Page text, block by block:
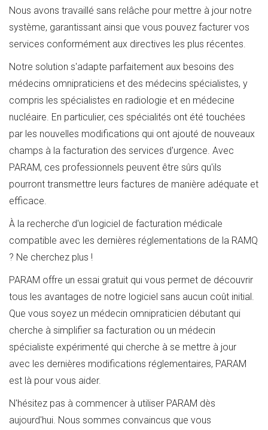
Nous avons travaillé sans relâche pour mettre à jour notre
système, garantissant ainsi que vous pouvez facturer vos
services conformément aux directives les plus récentes.
Notre solution s'adapte parfaitement aux besoins des
médecins omnipraticiens et des médecins spécialistes, y
compris les spécialistes en radiologie et en médecine
nucléaire. En particulier, ces spécialités ont été touchées
par les nouvelles modifications qui ont ajouté de nouveaux
champs à la facturation des services d'urgence. Avec
PARAM, ces professionnels peuvent être sûrs qu'ils
pourront transmettre leurs factures de manière adéquate et
efficace.
À la recherche d'un logiciel de facturation médicale
compatible avec les dernières réglementations de la RAMQ
? Ne cherchez plus !
PARAM offre un essai gratuit qui vous permet de découvrir
tous les avantages de notre logiciel sans aucun coût initial.
Que vous soyez un médecin omnipraticien débutant qui
cherche à simplifier sa facturation ou un médecin
spécialiste expérimenté qui cherche à se mettre à jour
avec les dernières modifications réglementaires, PARAM
est là pour vous aider.
N'hésitez pas à commencer à utiliser PARAM dès
aujourd'hui. Nous sommes convaincus que vous